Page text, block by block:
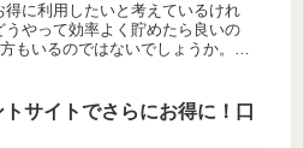
に利用したいと考えているけれ
やって効率よく貯めたら良いの
もいるのではないでしょうか。も
サイトでさらにお得に！口